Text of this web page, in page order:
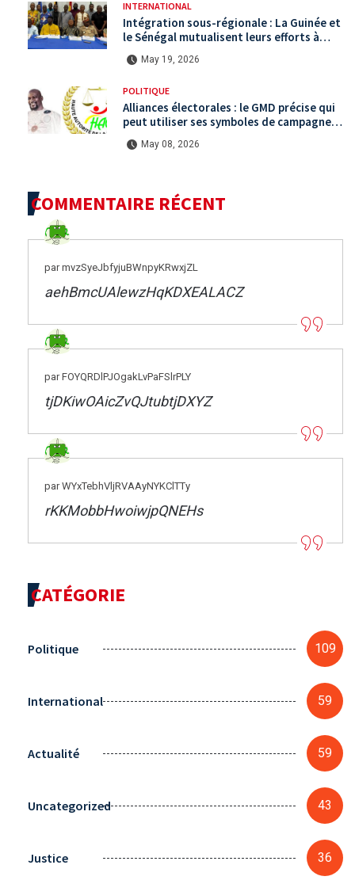
INTERNATIONAL
Intégration sous-régionale : La Guinée et
le Sénégal mutualisent leurs efforts à
Koundara via le programme RéZo
May 19, 2026
POLITIQUE
Alliances électorales : le GMD précise qui
peut utiliser ses symboles de campagne
avant le scrutin du 31 mai
May 08, 2026
COMMENTAIRE RÉCENT
par mvzSyeJbfyjuBWnpyKRwxjZL
aehBmcUAlewzHqKDXEALACZ
par FOYQRDlPJOgakLvPaFSlrPLY
tjDKiwOAicZvQJtubtjDXYZ
par WYxTebhVljRVAAyNYKClTTy
rKKMobbHwoiwjpQNEHs
CATÉGORIE
Politique 109
International 59
Actualité 59
Uncategorized 43
Justice 36